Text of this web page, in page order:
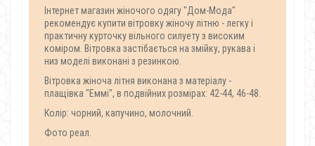
Інтернет магазин жіночого одягу "Дом-Мода"
рекомендує купити вітровку жіночу літню - легку і
практичну курточку вільного силуету з високим
коміром. Вітровка застібається на змійку, рукава і
низ моделі виконані з резинкою.
Вітровка жіноча літня виконана з матеріалу -
плащівка "Еммі", в подвійних розмірах: 42-44, 46-48.
Колір: чорний, капучино, молочний.
Фото реал.